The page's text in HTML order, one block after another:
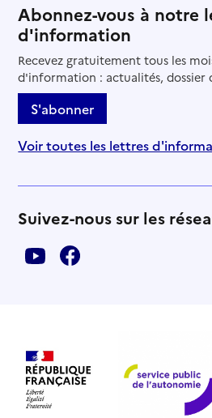
Abonnez-vous à notre
d'information
Recevez gratuitement tous les
d'information : actualités, dossier
S'abonner
Voir toutes les lettres
Suivez-nous sur les